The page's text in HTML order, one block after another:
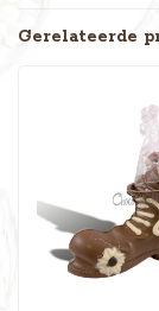
Gerelateerde